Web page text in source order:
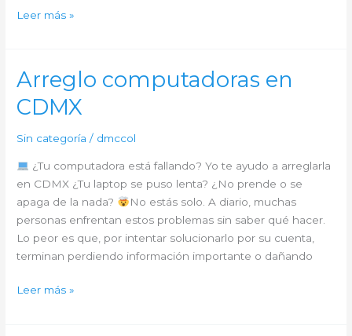
computadoras
cerca
de
Leer más »
Arreglo computadoras en
CDMX
Sin categoría / dmccol
¿Tu computadora está fallando? Yo te ayudo a arreglarla
en CDMX ¿Tu laptop se puso lenta? ¿No prende o se
apaga de la nada?
No estás solo. A diario, muchas
personas enfrentan estos problemas sin saber qué hacer.
Lo peor es que, por intentar solucionarlo por su cuenta,
terminan perdiendo información importante o dañando
Arreglo
Leer más »